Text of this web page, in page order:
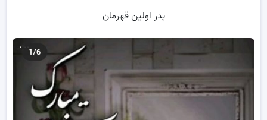
پدر اولین قهرمان